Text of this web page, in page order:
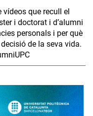
que recull el
i doctorat i d’alumni
personals i per què
de la seva vida.